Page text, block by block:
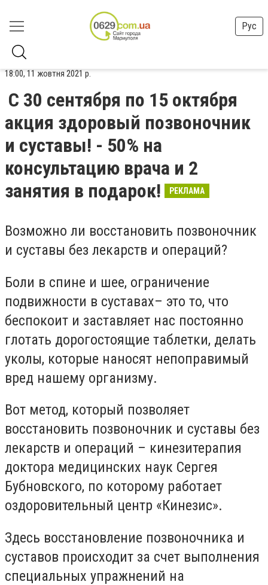
Рус
18:00, 11 жовтня 2021 р.
С 30 сентября по 15 октября
акция здоровый позвоночник
и суставы! - 50% на
консультацию врача и 2
занятия в подарок!
РЕКЛАМА
Возможно ли восстановить позвоночник
и суставы без лекарств и операций?
Боли в спине и шее, ограничение
подвижности в суставах– это то, что
беспокоит и заставляет нас постоянно
глотать дорогостоящие таблетки, делать
уколы, которые наносят непоправимый
вред нашему организму.
Вот метод, который позволяет
восстановить позвоночник и суставы без
лекарств и операций – кинезитерапия
доктора медицинских наук Сергея
Бубновского, по которому работает
оздоровительный центр «Кинезис».
Здесь восстановление позвоночника и
суставов происходит за счет выполнения
специальных упражнений на